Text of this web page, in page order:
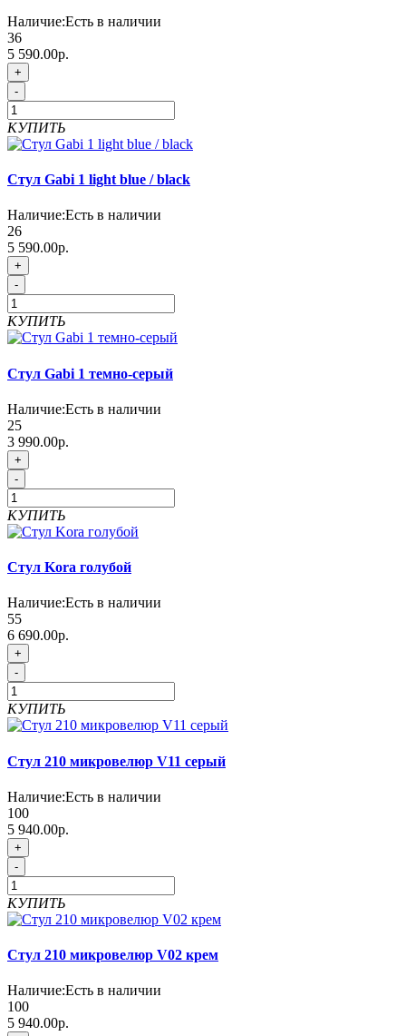
Наличие:Есть в наличии
36
5 590.00р.
+
-
КУПИТЬ
Стул Gabi 1 light blue / black
Наличие:Есть в наличии
26
5 590.00р.
+
-
КУПИТЬ
Стул Gabi 1 темно-серый
Наличие:Есть в наличии
25
3 990.00р.
+
-
КУПИТЬ
Стул Kora голубой
Наличие:Есть в наличии
55
6 690.00р.
+
-
КУПИТЬ
Стул 210 микровелюр V11 серый
Наличие:Есть в наличии
100
5 940.00р.
+
-
КУПИТЬ
Стул 210 микровелюр V02 крем
Наличие:Есть в наличии
100
5 940.00р.